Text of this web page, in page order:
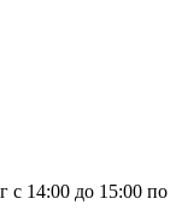
14:00 до 15:00